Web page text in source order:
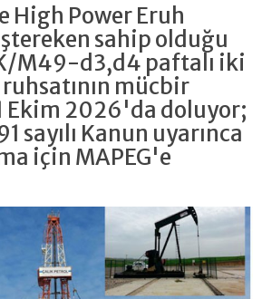
High Power Eruh
sahip olduğu
M49-d3,d4 paftalı iki
mücbir
Ekim 2026'da doluyor;
sayılı Kanun uyarınca
için MAPEG'e